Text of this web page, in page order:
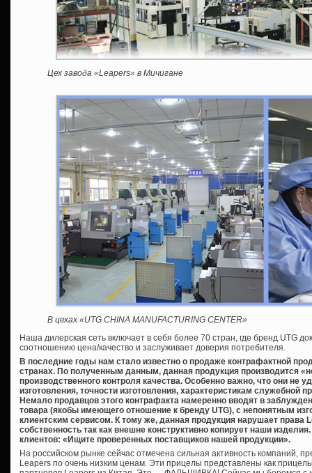
Цех завода «Leapers» в Мичигане
В цехах «UTG CHINA MANUFACTURING CENTER»
Наша дилерская сеть включает в себя более 70 стран, где бренд UTG
соотношению цена/качество и заслуживает доверия потребителя.
В последние годы нам стало известно о продаже контрафактной
странах. По полученным данным, данная продукция производится
производственного контроля качества. Особенно важно, что они не
изготовления, точности изготовления, характеристикам служебной
Немало продавцов этого контрафакта намеренно вводят в
товара (якобы имеющего отношение к бренду UTG), с непонятным
клиентским сервисом. К тому же, данная продукция нарушает права
собственность так как внешне конструктивно копирует наши
клиентов: «Ищите проверенных поставщиков нашей продукции».
На российском рынке сейчас отмечена сильная активность компаний,
Leapers по очень низким ценам. Эти прицелы представлены как